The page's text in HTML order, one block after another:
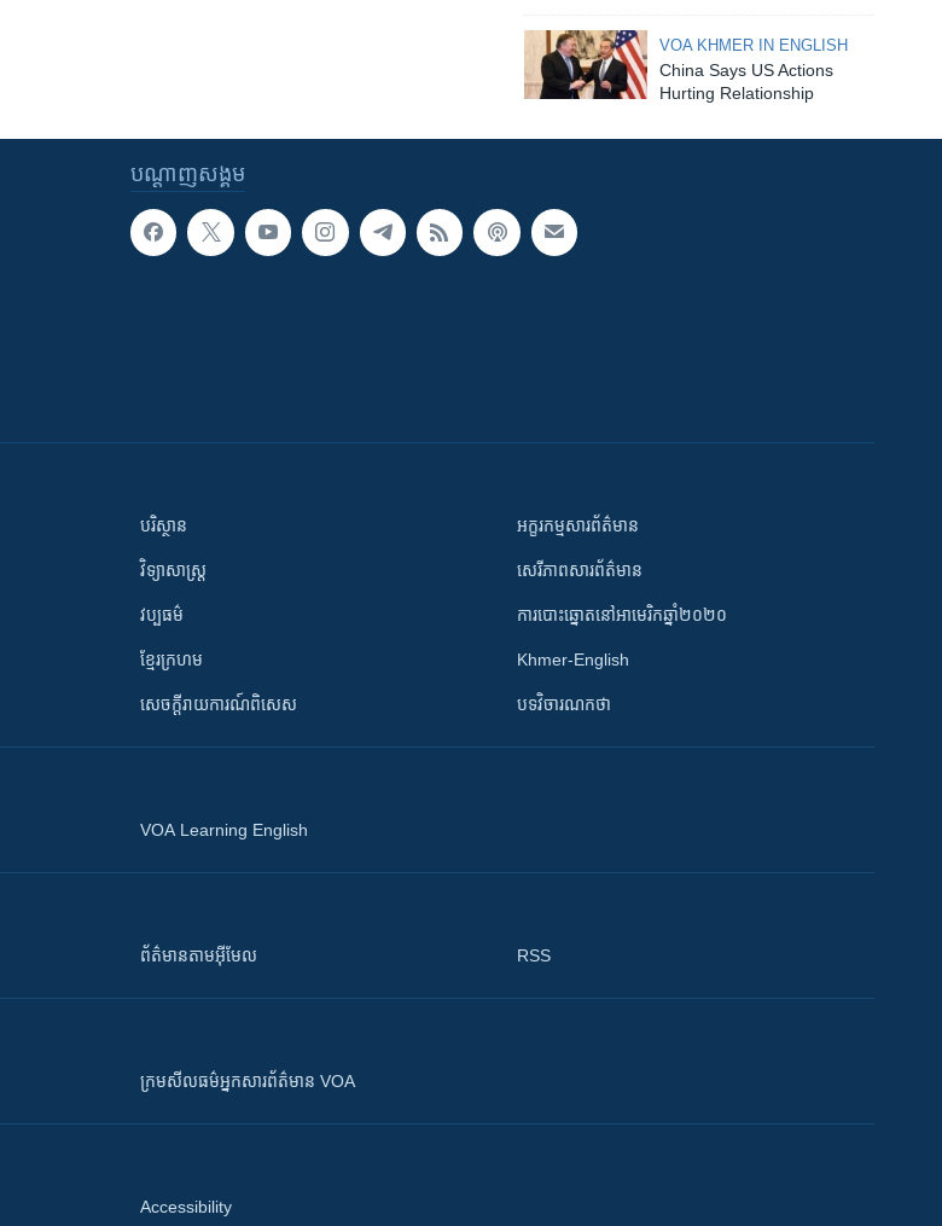
VOA KHMER IN ENGLISH
China Says US Actions
Hurting Relationship
បណ្តាញ​សង្គម
បរិស្ថាន
វិទ្យាសាស្រ្ត
វប្បធម៌
ខ្មែរក្រហម
សេចក្តីរាយការណ៍ពិសេស
អក្ខរកម្មសារព័ត៌មាន
សេរីភាពសារព័ត៌មាន
ការបោះឆ្នោតនៅអាមេរិកឆ្នាំ២០២០
Khmer-English
បទវិចារណកថា
VOA Learning English
ព័ត៌មាន​តាម​អ៊ីមែល RSS
ក្រម​​​សីលធម៌​​​អ្នក​​​សារព័ត៌មាន VOA
Accessibility